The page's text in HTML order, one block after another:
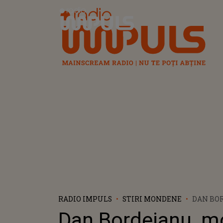
Radio Impuls
RADIO IMPULS STIRI MONDENE
DAN